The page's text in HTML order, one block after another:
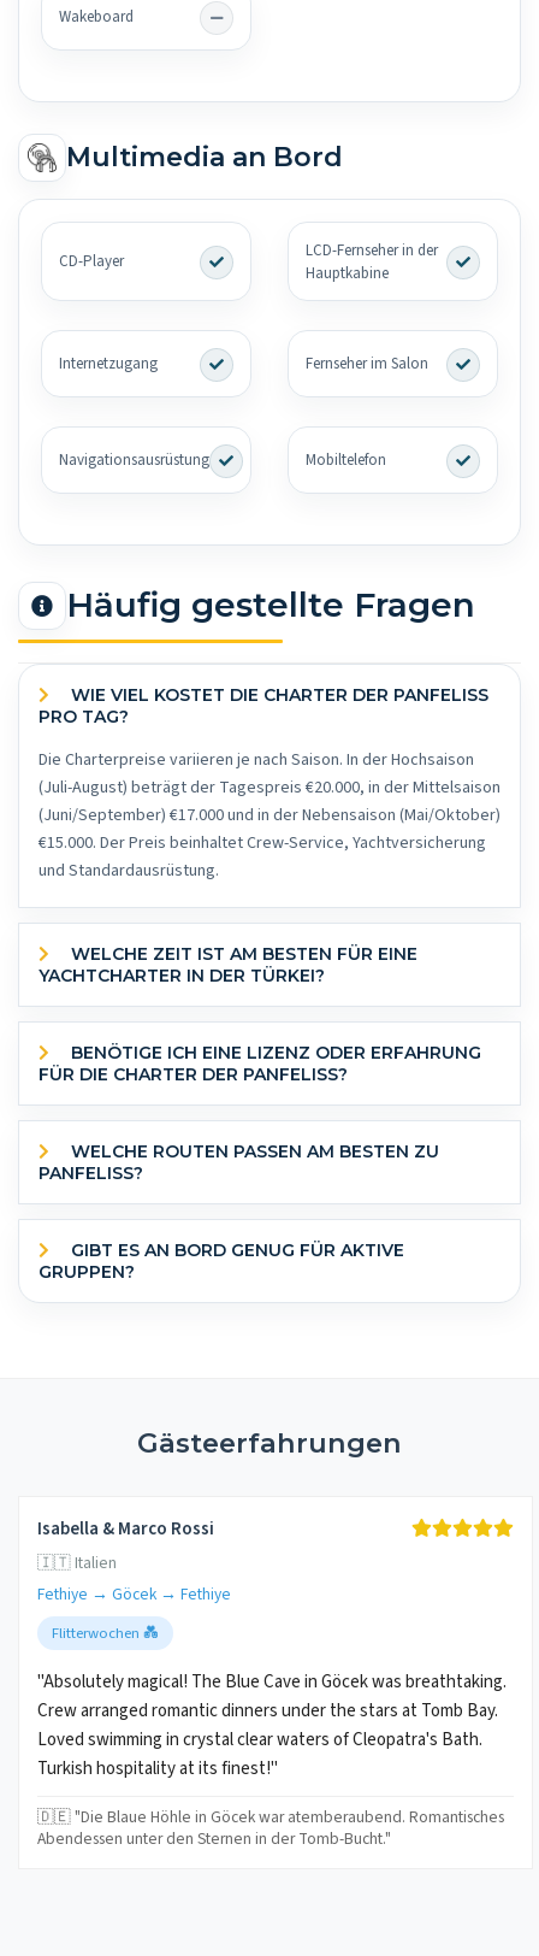
Wakeboard
Multimedia an Bord
CD-Player
LCD-Fernseher in der
Hauptkabine
Internetzugang Fernseher im Salon
Navigationsausrüstung Mobiltelefon
Häufig gestellte Fragen
PRO TAG?
Die Charterpreise variieren je nach Saison. In der Hochsaison
(Juli-August) beträgt der Tagespreis €20.000, in der Mittelsaison
(Juni/September) €17.000 und in der Nebensaison (Mai/Oktober)
€15.000. Der Preis beinhaltet Crew-Service, Yachtversicherung
und Standardausrüstung.
YACHTCHARTER IN DER TÜRKEI?
FÜR DIE CHARTER DER PANFELISS?
PANFELISS?
GRUPPEN?
Gästeerfahrungen
Isabella & Marco Rossi
🇮🇹 Italien
Fethiye → Göcek → Fethiye
Flitterwochen 💑
"Absolutely magical! The Blue Cave in Göcek was breathtaking.
Crew arranged romantic dinners under the stars at Tomb Bay.
Loved swimming in crystal clear waters of Cleopatra's Bath.
Turkish hospitality at its finest!"
🇩🇪 "Die Blaue Höhle in Göcek war atemberaubend. Romantisches
Abendessen unter den Sternen in der Tomb-Bucht."